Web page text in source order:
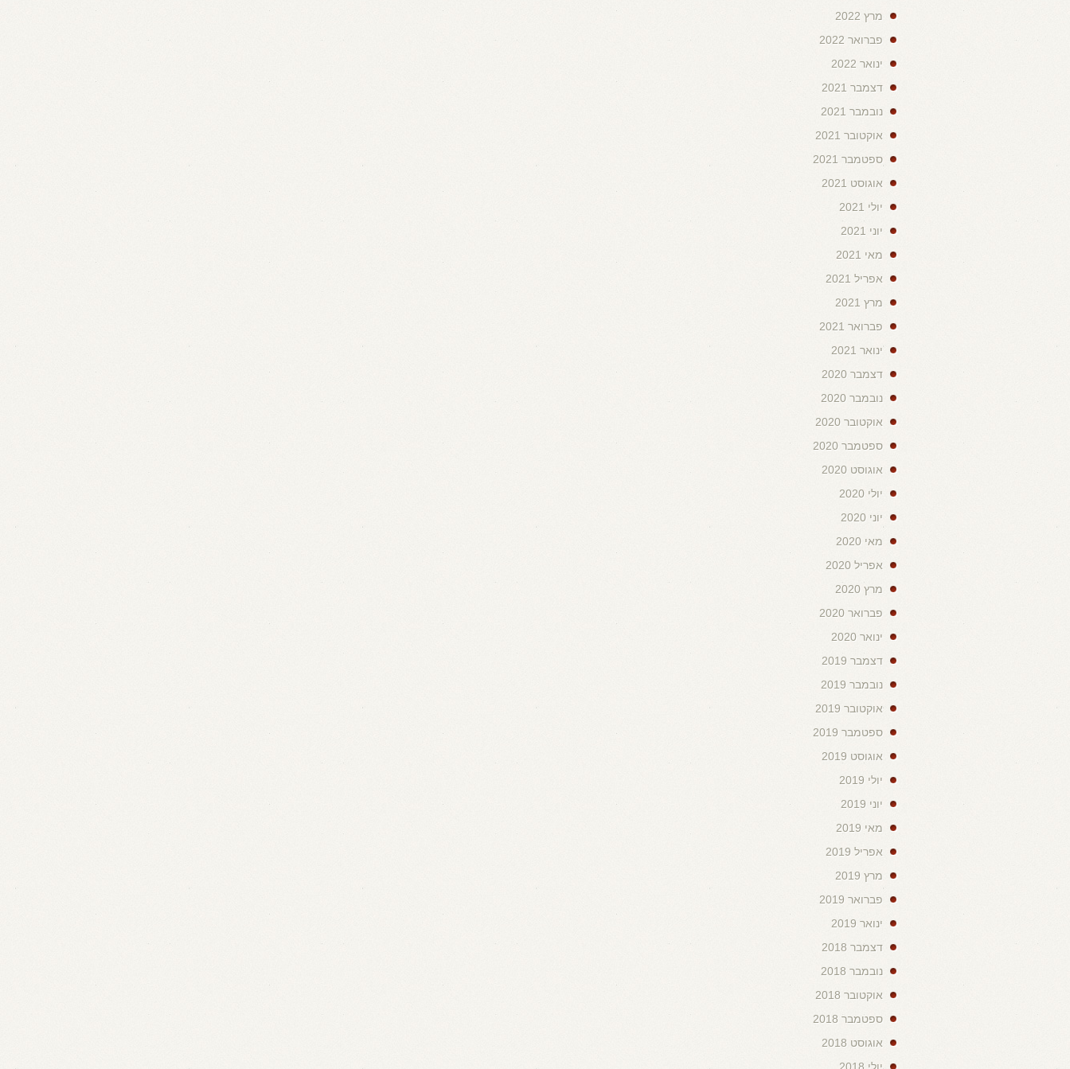
מרץ 2022
פברואר 2022
ינואר 2022
דצמבר 2021
נובמבר 2021
אוקטובר 2021
ספטמבר 2021
אוגוסט 2021
יולי 2021
יוני 2021
מאי 2021
אפריל 2021
מרץ 2021
פברואר 2021
ינואר 2021
דצמבר 2020
נובמבר 2020
אוקטובר 2020
ספטמבר 2020
אוגוסט 2020
יולי 2020
יוני 2020
מאי 2020
אפריל 2020
מרץ 2020
פברואר 2020
ינואר 2020
דצמבר 2019
נובמבר 2019
אוקטובר 2019
ספטמבר 2019
אוגוסט 2019
יולי 2019
יוני 2019
מאי 2019
אפריל 2019
מרץ 2019
פברואר 2019
ינואר 2019
דצמבר 2018
נובמבר 2018
אוקטובר 2018
ספטמבר 2018
אוגוסט 2018